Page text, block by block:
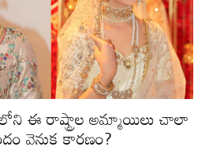
ఈ రాష్ట్రాల అమ్మాయిలు చాలా
వెనుక కారణం?